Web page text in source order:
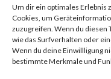
Um dir ein optimales Erlebnis
Cookies, um
zuzugreifen. Wenn du diesen
wie das Surfverhalten oder
Wenn du deine Einwillligung
bestimmte Merkmale und